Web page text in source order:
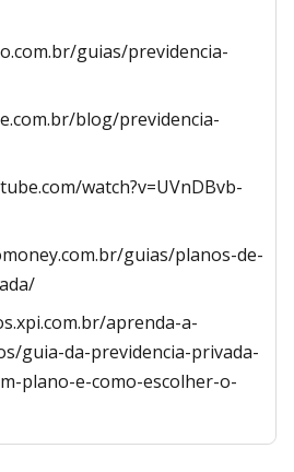
guias/previdencia-
blog/previdencia-
watch?v=UVnDBvb-
guias/planos-de-
aprenda-a-
guia-da-previdencia-privada-
plano-e-como-escolher-o-